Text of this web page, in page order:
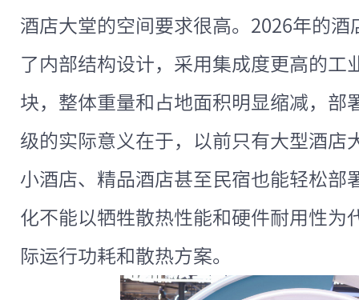
酒店大堂的空间要求很高。2026年的
了内部结构设计，采用集成度更高的工
块，整体重量和占地面积明显缩减，部
级的实际意义在于，以前只有大型酒店
小酒店、精品酒店甚至民宿也能轻松部
化不能以牺牲散热性能和硬件耐用性为
际运行功耗和散热方案。